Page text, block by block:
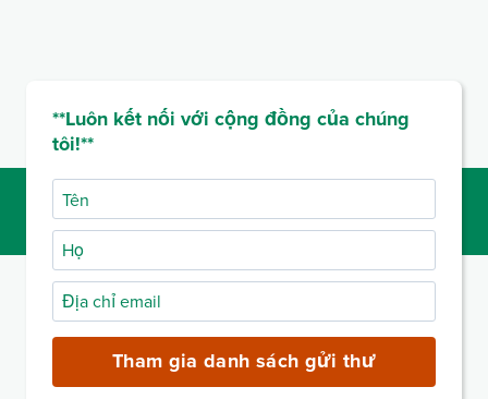
**Luôn kết nối với cộng đồng của chúng
tôi!**
Tên
Họ
Địa
chỉ
(bắt
Tham gia danh sách gửi thư